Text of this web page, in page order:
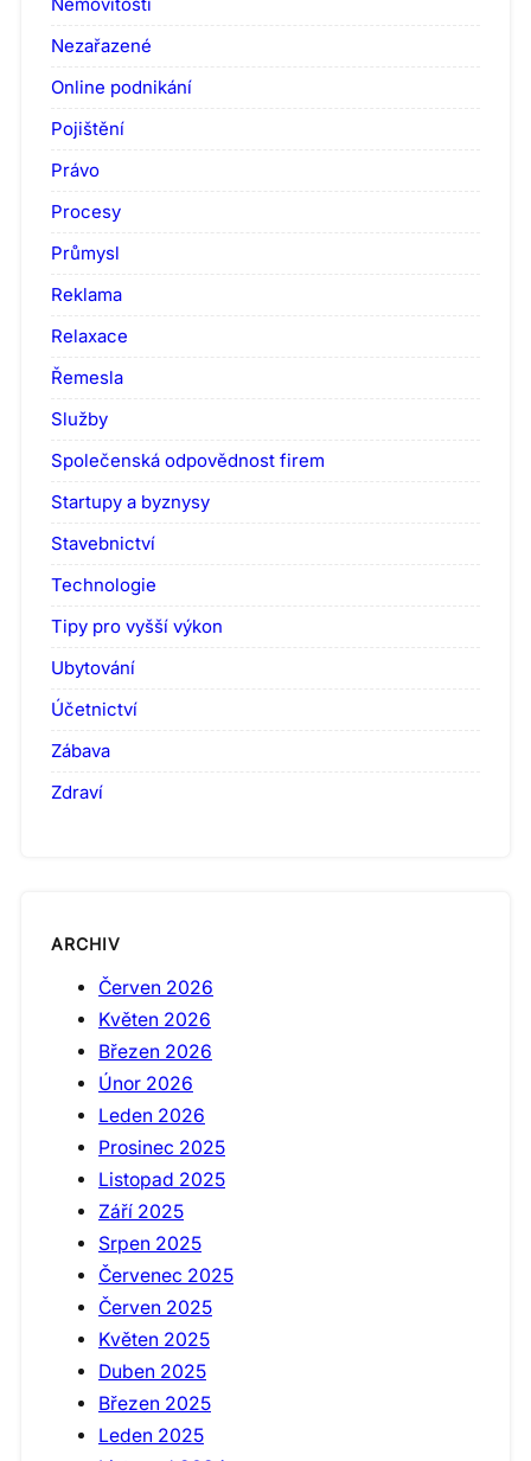
Nezařazené
Online podnikání
Pojištění
Právo
Procesy
Průmysl
Reklama
Relaxace
Řemesla
Služby
Společenská odpovědnost firem
Startupy a byznysy
Stavebnictví
Technologie
Tipy pro vyšší výkon
Ubytování
Účetnictví
Zábava
Zdraví
ARCHIV
Červen 2026
Květen 2026
Březen 2026
Únor 2026
Leden 2026
Prosinec 2025
Listopad 2025
Září 2025
Srpen 2025
Červenec 2025
Červen 2025
Květen 2025
Duben 2025
Březen 2025
Leden 2025